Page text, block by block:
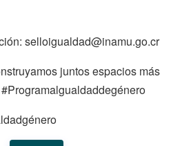
selloigualdad@inamu.go.cr
juntos espacios más